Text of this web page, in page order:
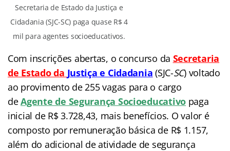
Secretaria de Estado da Justiça e
Cidadania (SJC-SC) paga quase R$ 4
mil para agentes socioeducativos.
Com inscrições abertas, o concurso da Secretaria
de Estado da Justiça e Cidadania (SJC-SC) voltado
ao provimento de255 vagas para o cargo
deAgente de Segurança Socioeducativo paga
inicial de R$ 3.728,43, mais benefícios. O valor é
composto por remuneração básica de R$ 1.157,
além do adicional de atividade de segurança